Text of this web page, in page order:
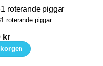
roterande piggar
kr